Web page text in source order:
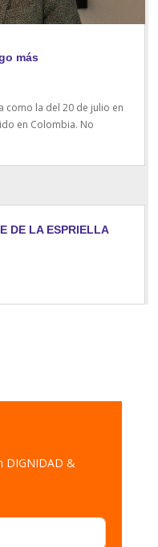
más
como la del 20 de julio en
en Colombia. No
DE LA ESPRIELLA
DIGNIDAD &